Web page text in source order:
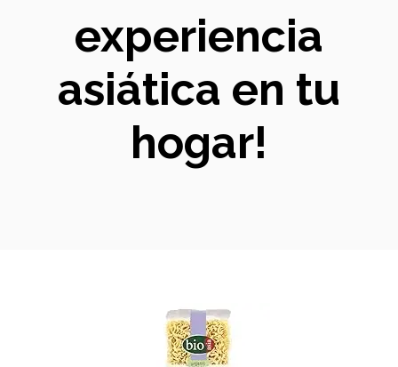
experiencia
asiática en tu
hogar!